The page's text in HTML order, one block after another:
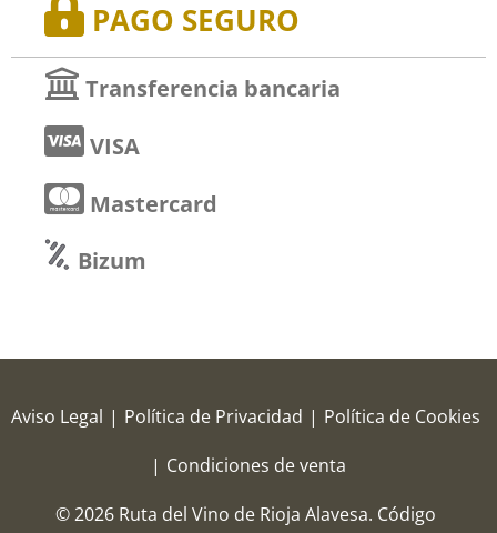
PAGO SEGURO
Transferencia bancaria
VISA
Mastercard
Bizum
Aviso Legal | Política de Privacidad | Política de Cookies
| Condiciones de venta
© 2026 Ruta del Vino de Rioja Alavesa. Código